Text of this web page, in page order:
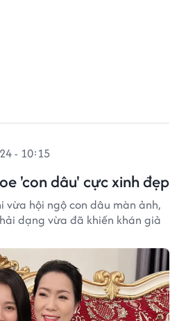
'con dâu' cực xinh đẹp
- 10:15
vừa hội ngộ con dâu màn ảnh,
dạng vừa đã khiến khán giả